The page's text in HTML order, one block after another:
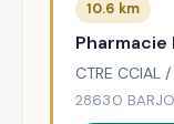
10.6 km
Pharmacie
CTRE CCIAL
28630